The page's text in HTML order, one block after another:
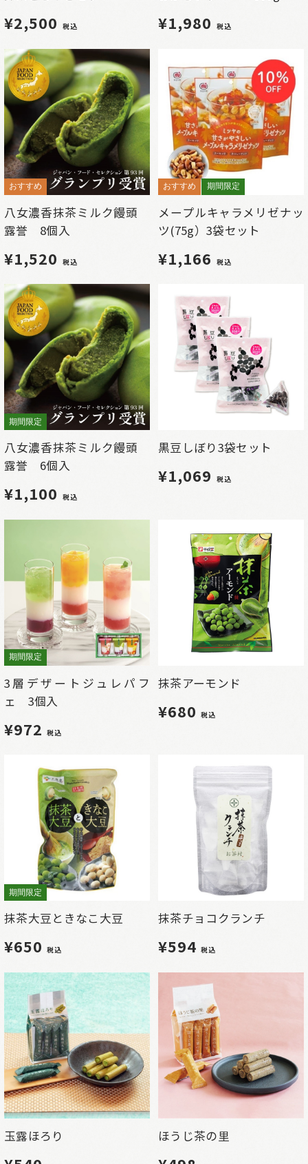
¥2,500 税込 ¥1,980 税込
おすすめ
八女濃香抹茶ミルク饅頭
露誉 8個入
¥1,520 税込
おすすめ 期間限定
メープルキャラメリゼナッ
ツ(75g）3袋セット
¥1,166 税込
期間限定
八女濃香抹茶ミルク饅頭
露誉 6個入
¥1,100 税込
黒豆しぼり3袋セット
¥1,069 税込
期間限定
3層デザートジュレパフ
ェ 3個入
¥972税込
抹茶アーモンド
¥680税込
期間限定
抹茶大豆ときなこ大豆
¥650税込
抹茶チョコクランチ
¥594税込
玉露ほろり ほうじ茶の里